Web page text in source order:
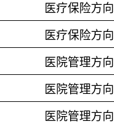
医疗保险方向
医疗保险方向
医院管理方向
医院管理方向
医院管理方向